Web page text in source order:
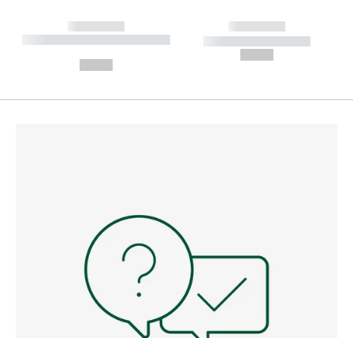
------------
----------- ----------- --------
------------
----------- -----------